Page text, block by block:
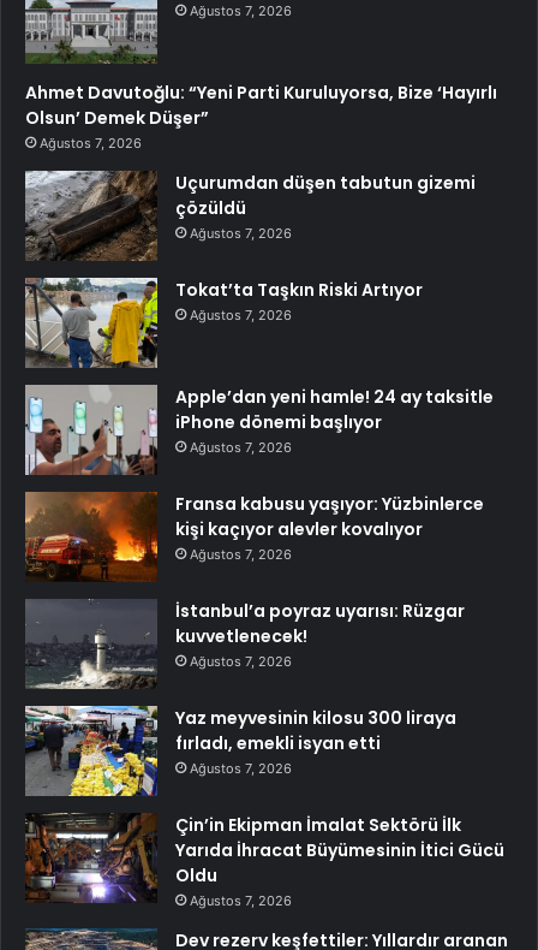
Ağustos 7, 2026
Ahmet Davutoğlu: “Yeni Parti Kuruluyorsa, Bize ‘Hayırlı
Olsun’ Demek Düşer”
Ağustos 7, 2026
Uçurumdan düşen tabutun gizemi
çözüldü
Ağustos 7, 2026
Tokat’ta Taşkın Riski Artıyor
Ağustos 7, 2026
Apple’dan yeni hamle! 24 ay taksitle
iPhone dönemi başlıyor
Ağustos 7, 2026
Fransa kabusu yaşıyor: Yüzbinlerce
kişi kaçıyor alevler kovalıyor
Ağustos 7, 2026
İstanbul’a poyraz uyarısı: Rüzgar
kuvvetlenecek!
Ağustos 7, 2026
Yaz meyvesinin kilosu 300 liraya
fırladı, emekli isyan etti
Ağustos 7, 2026
Çin’in Ekipman İmalat Sektörü İlk
Yarıda İhracat Büyümesinin İtici Gücü
Oldu
Ağustos 7, 2026
Dev rezerv keşfettiler: Yıllardır aranan